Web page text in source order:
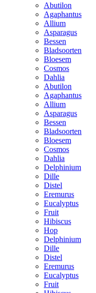
Abutilon
Agaphantus
Allium
Asparagus
Bessen
Bladsoorten
Bloesem
Cosmos
Dahlia
Abutilon
Agaphantus
Allium
Asparagus
Bessen
Bladsoorten
Bloesem
Cosmos
Dahlia
Delphinium
Dille
Distel
Eremurus
Eucalyptus
Fruit
Hibiscus
Hop
Delphinium
Dille
Distel
Eremurus
Eucalyptus
Fruit